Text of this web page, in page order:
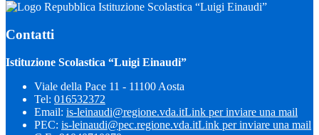
Istituzione Scolastica “Luigi Einaudi”
Contatti
Istituzione Scolastica “Luigi Einaudi”
Viale della Pace 11 - 11100 Aosta
Tel: 016532372
Email: is-leinaudi@regione.vda.itLink per inviare una mail
PEC: is-leinaudi@pec.regione.vda.itLink per inviare una mail